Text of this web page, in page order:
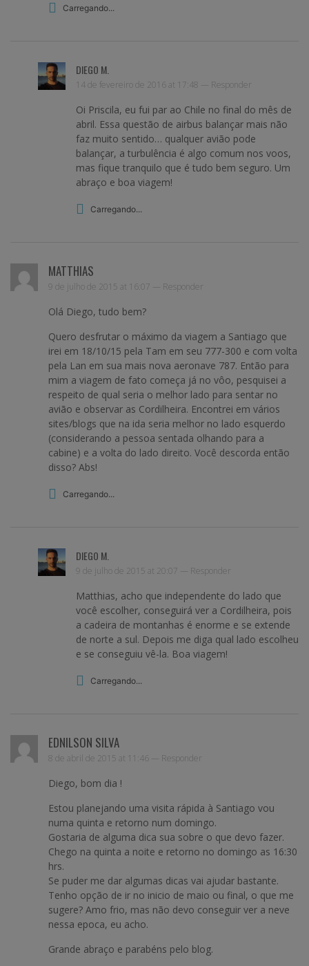
Carregando...
DIEGO M.
14 de fevereiro de 2016 at 17:48 — Responder
Oi Priscila, eu fui par ao Chile no final do mês de
abril. Essa questão de airbus balançar mais não
faz muito sentido… qualquer avião pode
balançar, a turbulência é algo comum nos voos,
mas fique tranquilo que é tudo bem seguro. Um
abraço e boa viagem!
Carregando...
MATTHIAS
9 de julho de 2015 at 16:07 — Responder
Olá Diego, tudo bem?
Quero desfrutar o máximo da viagem a Santiago que
irei em 18/10/15 pela Tam em seu 777-300 e com volta
pela Lan em sua mais nova aeronave 787. Então para
mim a viagem de fato começa já no vôo, pesquisei a
respeito de qual seria o melhor lado para sentar no
avião e observar as Cordilheira. Encontrei em vários
sites/blogs que na ida seria melhor no lado esquerdo
(considerando a pessoa sentada olhando para a
cabine) e a volta do lado direito. Você descorda então
disso? Abs!
Carregando...
DIEGO M.
9 de julho de 2015 at 20:07 — Responder
Matthias, acho que independente do lado que
você escolher, conseguirá ver a Cordilheira, pois
a cadeira de montanhas é enorme e se extende
de norte a sul. Depois me diga qual lado escolheu
e se conseguiu vê-la. Boa viagem!
Carregando...
EDNILSON SILVA
8 de abril de 2015 at 11:46 — Responder
Diego, bom dia !
Estou planejando uma visita rápida à Santiago vou
numa quinta e retorno num domingo.
Gostaria de alguma dica sua sobre o que devo fazer.
Chego na quinta a noite e retorno no domingo as 16:30
hrs.
Se puder me dar algumas dicas vai ajudar bastante.
Tenho opção de ir no inicio de maio ou final, o que me
sugere? Amo frio, mas não devo conseguir ver a neve
nessa epoca, eu acho.
Grande abraço e parabéns pelo blog.